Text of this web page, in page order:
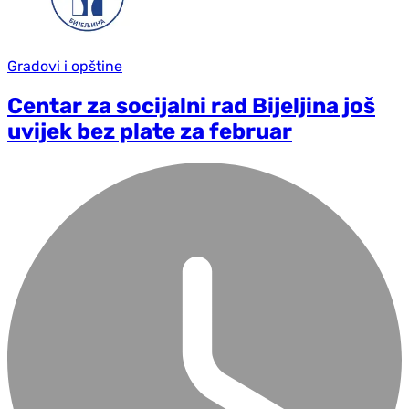
Gradovi i opštine
Centar za socijalni rad Bijeljina još
uvijek bez plate za februar